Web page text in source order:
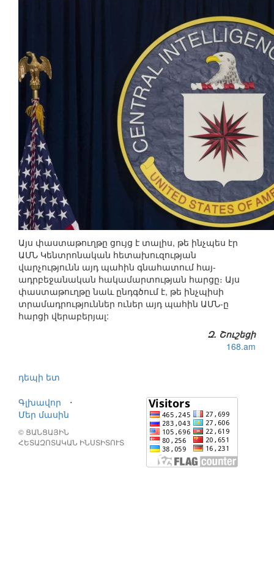
Այս փաստաթուղթը ցույց է տալիս, թե ինչպես էր
ԱՄՆ Կենտրոնական հետախուզության
վարչությունն այդ պահին գնահատում հայ-
ադրբեջանական հակամարտության հարցը։ Այս
փաստաթուղթը նաև ընդգծում է, թե ինչպիսի
տրամադրություններ ուներ այդ պահին ԱՄՆ-ը
հարցի վերաբերյալ:
Զ. Շուշեցի
168.am
դեպի ետ
Գլխավոր
⋅
Մեր մասին
© ՑԱՆՑԱՅԻՆ
ՀԵՏԱԶՈՏԱԿԱՆ ԻՆՍՏԻՏՈՒՏ